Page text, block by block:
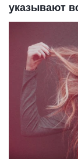
указывают